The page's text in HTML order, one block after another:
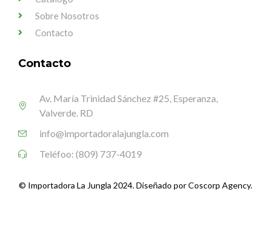
Sobre Nosotros
Contacto
Contacto
Av. María Trinidad Sánchez #25, Esperanza,
Valverde. RD
info@importadoralajungla.com
Teléfoo: (809) 737-4019
© Importadora La Jungla 2024. Diseñado por Coscorp Agency.